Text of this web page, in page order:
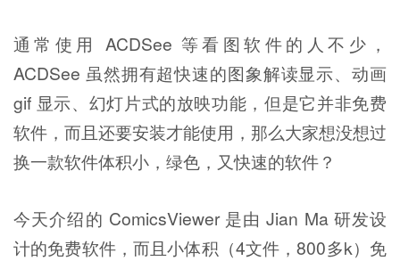
通常使用 ACDSee 等看图软件的人不少，
ACDSee 虽然拥有超快速的图象解读显示、动画
gif 显示、幻灯片式的放映功能，但是它并非免费
软件，而且还要安装才能使用，那么大家想没想过
换一款软件体积小，绿色，又快速的软件？
今天介绍的 ComicsViewer 是由 Jian Ma 研发设
计的免费软件，而且小体积（4文件，800多k）免